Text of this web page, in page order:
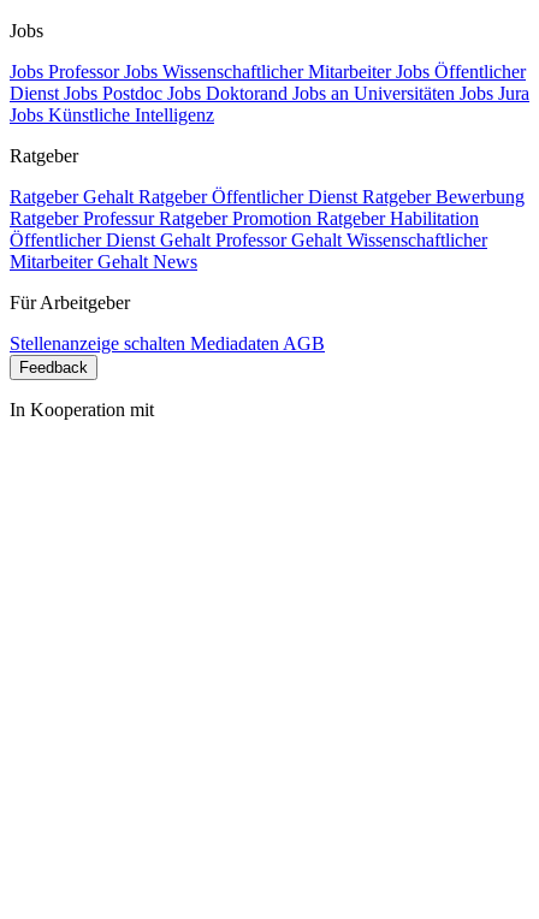
Jobs
Jobs ProfessorJobs Wissenschaftlicher MitarbeiterJobs Öffentlicher
Dienst Jobs Postdoc Jobs Doktorand Jobs an Universitäten Jobs Jura
Jobs Künstliche Intelligenz
Ratgeber
Ratgeber Gehalt Ratgeber Öffentlicher Dienst Ratgeber Bewerbung
Ratgeber ProfessurRatgeber Promotion Ratgeber Habilitation
Öffentlicher Dienst Gehalt Professor Gehalt Wissenschaftlicher
Mitarbeiter Gehalt News
Für Arbeitgeber
Stellenanzeige schalten Mediadaten AGB
Feedback
In Kooperation mit